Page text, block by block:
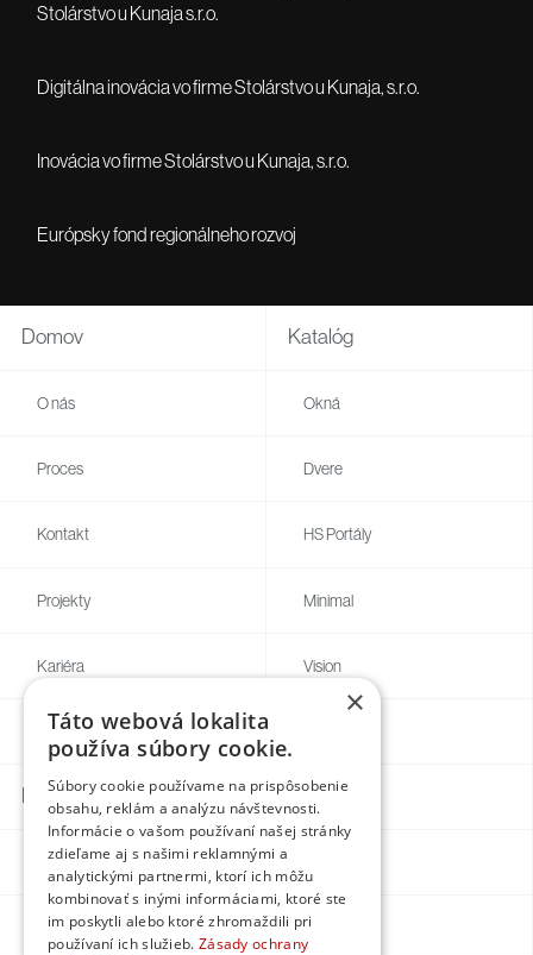
Stolárstvo u Kunaja s.r.o.
Digitálna inovácia vo firme Stolárstvo u Kunaja, s.r.o.
Inovácia vo firme Stolárstvo u Kunaja, s.r.o.
Európsky fond regionálneho rozvoj
Domov
O nás
Proces
Kontakt
Projekty
Kariéra
Blog
Katalóg
Okná
Dvere
HS Portály
Minimal
Vision
Kontakty
Facebook
Instagram
×
Táto webová lokalita
používa súbory cookie.
Súbory cookie používame na prispôsobenie
obsahu, reklám a analýzu návštevnosti.
Informácie o vašom používaní našej stránky
zdieľame aj s našimi reklamnými a
analytickými partnermi, ktorí ich môžu
kombinovať s inými informáciami, ktoré ste
im poskytli alebo ktoré zhromaždili pri
používaní ich služieb. Zásady ochrany